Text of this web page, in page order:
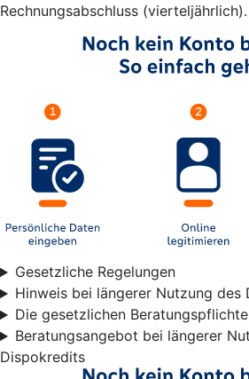
Rechnungsabschluss (vierteljährlich).
Gesetzliche Regelungen
Hinweis bei längerer Nutzung des
Die gesetzlichen
Beratungsangebot bei längerer
Dispokredits